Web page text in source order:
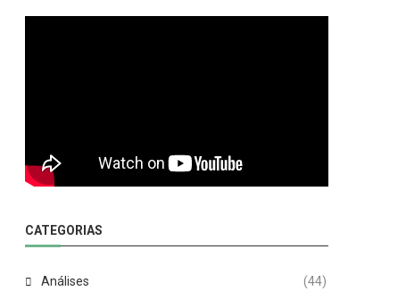
CATEGORIAS
Análises (44)